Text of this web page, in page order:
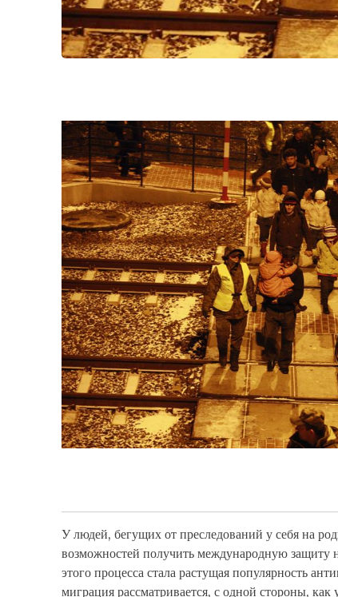
У людей, бегущих от преследований у себя на
возможностей получить международную
этого процесса стала растущая популярность
миграция рассматривается, с одной стороны, как